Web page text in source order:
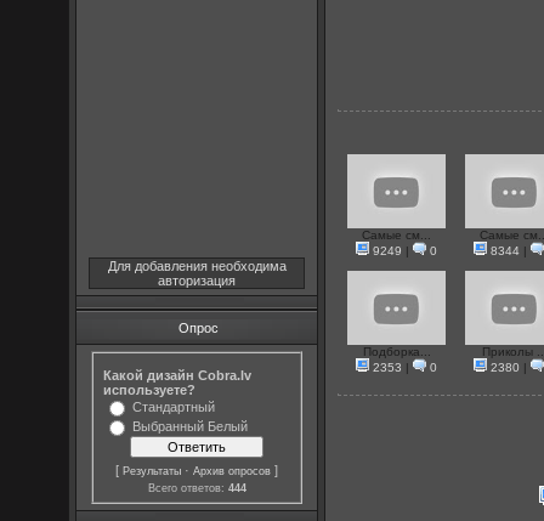
Для добавления необходима
авторизация
Опрос
Какой дизайн Cobra.lv
используете?
Стандартный
Выбранный Белый
[Результаты ·Архив опросов ]
Всего ответов: 444
Самые см...
9249 | 0
Самые
8344 |
Подборка...
2353 | 0
Приколы
2380 |